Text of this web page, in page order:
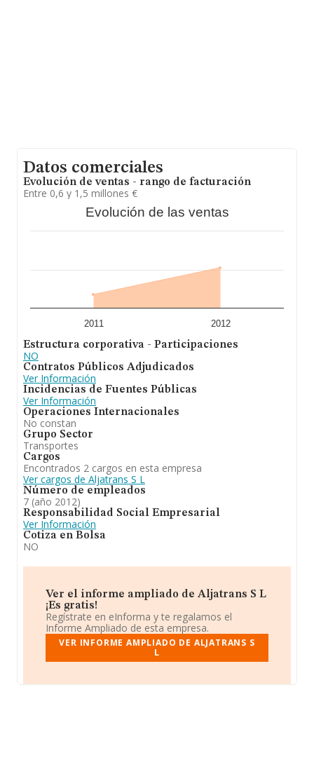
Datos comerciales
Evolución de ventas - rango de facturación
Entre 0,6 y 1,5 millones €
Evolución de las ventas
2011 2012
Estructura corporativa - Participaciones
NO
Contratos Públicos Adjudicados
Ver Información
Incidencias de Fuentes Públicas
Ver Información
Operaciones Internacionales
No constan
Grupo Sector
Transportes
Cargos
Encontrados 2 cargos en esta empresa
Ver cargos de Aljatrans S L
Número de empleados
7 (año 2012)
Responsabilidad Social Empresarial
Ver Información
Cotiza en Bolsa
NO
Ver el informe ampliado de Aljatrans S L
¡Es gratis!
Regístrate en eInforma y te regalamos el
Informe Ampliado de esta empresa.
VER INFORME AMPLIADO DE ALJATRANS S
L